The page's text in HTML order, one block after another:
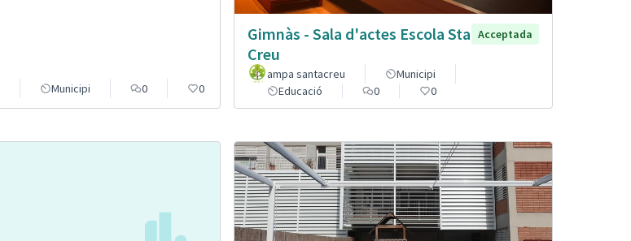
Municipi 0 0
Gimnàs - Sala d'actes Escola Sta
Creu
Acceptada
ampa santacreu
Municipi
Educació
0 0